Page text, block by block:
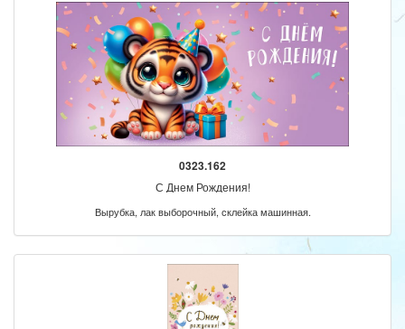
0323.162
С Днем Рождения!
Вырубка, лак выборочный, склейка машинная.